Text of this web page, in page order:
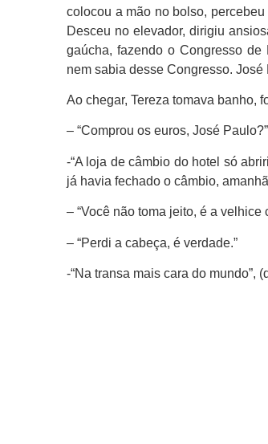
colocou a mão no bolso,
Desceu no elevador, dirigiu
gaúcha, fazendo o Congresso de
nem sabia desse Congresso.
Ao chegar, Tereza tomava banho,
– “Comprou os euros, José
-“A loja de câmbio do hotel só
já havia fechado o câmbio,
– “Você não toma jeito, é a
– “Perdi a cabeça, é verdade.”
-“Na transa mais cara do mundo”,